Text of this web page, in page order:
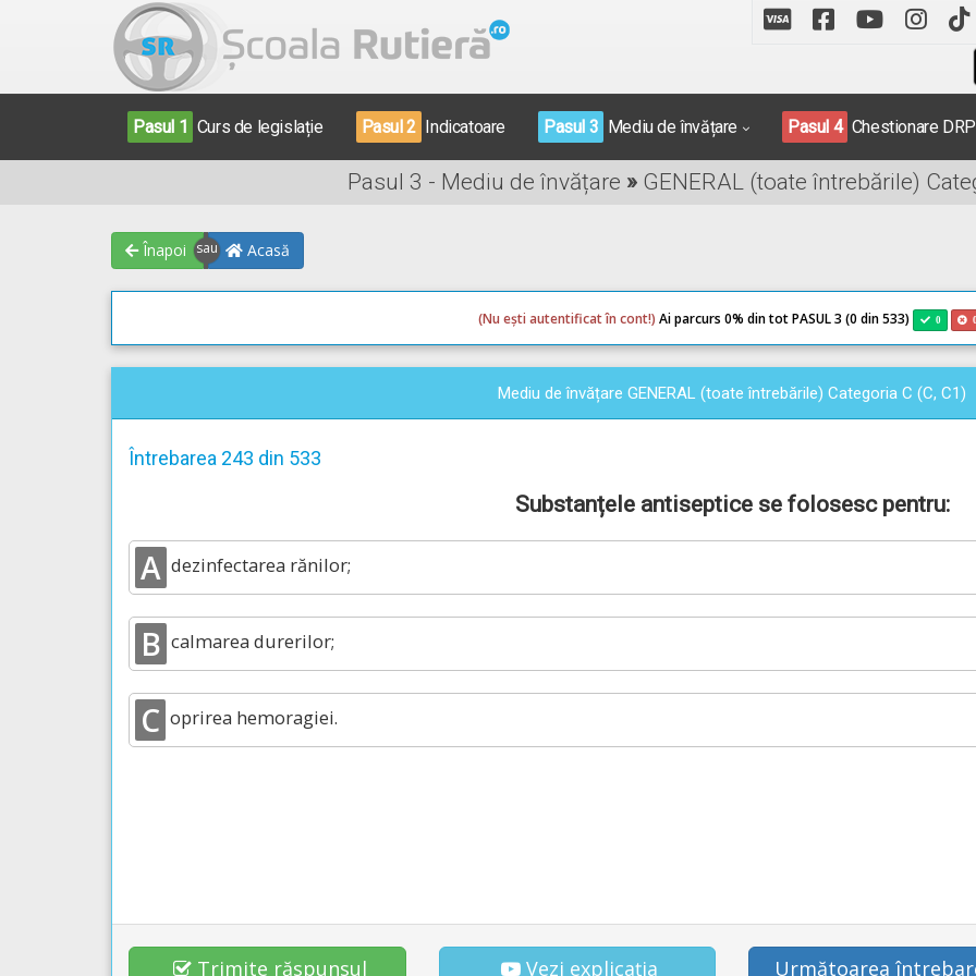
Pasul 1 Curs de legislație Pasul 2 Indicatoare Pasul 3 Mediu de învățare Pasul 4 Chestionare
Pasul 3 - Mediu de învățare »GENERAL (toate întrebările)
Înapoi Acasă
(Nu ești autentificat în cont!) Ai parcurs 0% din tot PASUL 3 (0 din 533) 0
Mediu de învățare GENERAL (toate întrebările) Categoria C (C, C1)
Întrebarea 243 din 533
Substanțele antiseptice se folosesc pentru:
A dezinfectarea rănilor;
B calmarea durerilor;
C oprirea hemoragiei.
Trimite răspunsul Vezi explicația Următoarea